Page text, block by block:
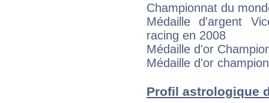
Championnat du
Médaille d'argent
racing en 2008
Médaille d'or
Médaille d'or
Profil astrologique